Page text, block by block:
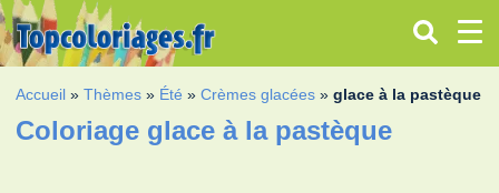
Accueil »Thèmes » Été »Crèmes glacées »glace à la pastèque
Coloriage glace à la pastèque